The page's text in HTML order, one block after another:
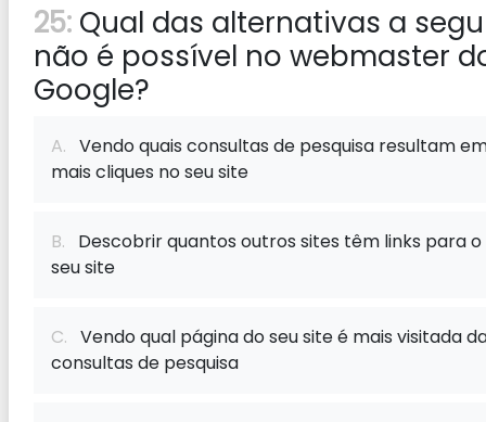
25: Qual das alternativas a
não é possível no webmaster
Google?
A. Vendo quais consultas de pesquisa resultam
mais cliques no seu site
B. Descobrir quantos outros sites têm links para o
seu site
C. Vendo qual página do seu site é mais visitada
consultas de pesquisa